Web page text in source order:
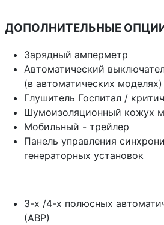
ДОПОЛНИТЕЛЬНЫЕ
Зарядный амперметр
Автоматический
(в автоматических моделях)
Глушитель Госпитал /
Шумоизоляционный кожух
Мобильный - трейлер
Панель управления
генераторных установок
3-х /4-х полюсных
(АВР)